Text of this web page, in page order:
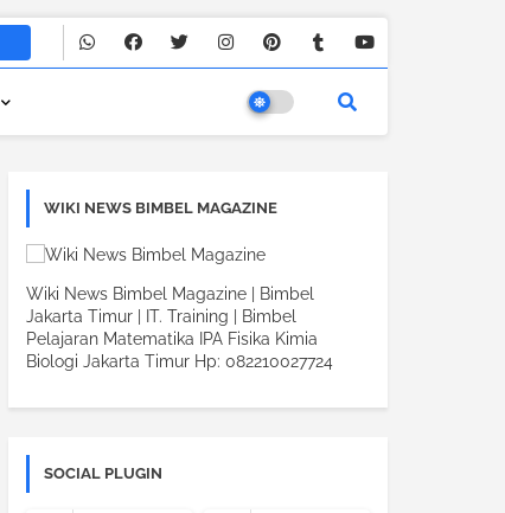
WIKI NEWS BIMBEL MAGAZINE
Wiki News Bimbel Magazine | Bimbel
Jakarta Timur | IT. Training | Bimbel
Pelajaran Matematika IPA Fisika Kimia
Biologi Jakarta Timur Hp: 082210027724
SOCIAL PLUGIN